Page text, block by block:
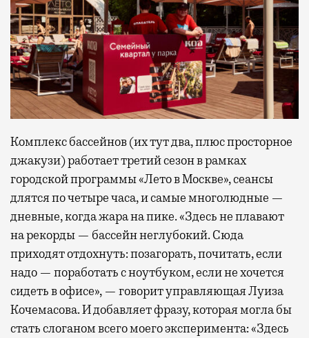
Комплекс бассейнов (их тут два, плюс просторное
джакузи) работает третий сезон в рамках
городской программы «Лето в Москве», сеансы
длятся по четыре часа, и самые многолюдные —
дневные, когда жара на пике. «Здесь не плавают
на рекорды — бассейн неглубокий. Сюда
приходят отдохнуть: позагорать, почитать, если
надо — поработать с ноутбуком, если не хочется
сидеть в офисе», — говорит управляющая Луиза
Кочемасова. И добавляет фразу, которая могла бы
стать слоганом всего моего эксперимента: «Здесь